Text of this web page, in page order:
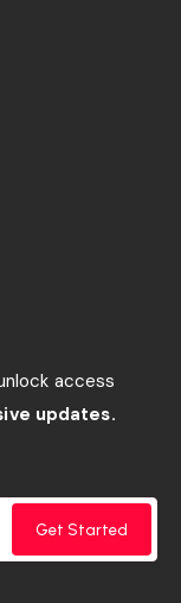
access
updates.
Get Started